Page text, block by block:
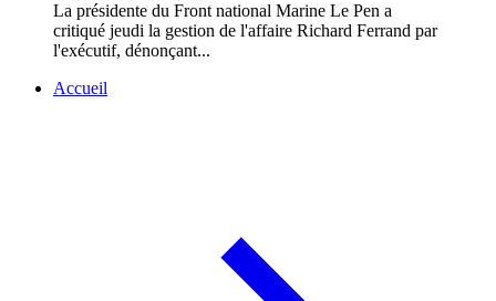
La présidente du Front national Marine Le Pen a
critiqué jeudi la gestion de l'affaire Richard Ferrand par
l'exécutif, dénonçant...
Accueil